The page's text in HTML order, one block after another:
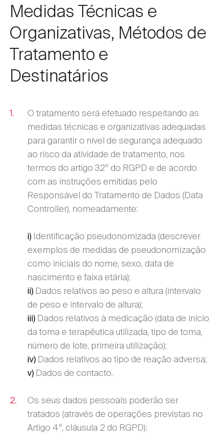
Medidas Técnicas e
Organizativas, Métodos de
Tratamento e
Destinatários
O tratamento será efetuado respeitando as
medidas técnicas e organizativas adequadas
para garantir o nível de segurança adequado
ao risco da atividade de tratamento, nos
termos do artigo 32º do RGPD e de acordo
com as instruções emitidas pelo
Responsável do Tratamento de Dados (Data
Controller), nomeadamente:
i) Identificação pseudonomizada (descrever
exemplos de medidas de pseudonomização
como iniciais do nome, sexo, data de
nascimento e faixa etária);
ii) Dados relativos ao peso e altura (intervalo
de peso e intervalo de altura);
iii) Dados relativos à medicação (data de início
da toma e terapêutica utilizada, tipo de toma,
número de lote, primeira utilização);
iv) Dados relativos ao tipo de reação adversa;
v) Dados de contacto.
Os seus dados pessoais poderão ser
tratados (através de operações previstas no
Artigo 4º, cláusula 2 do RGPD):